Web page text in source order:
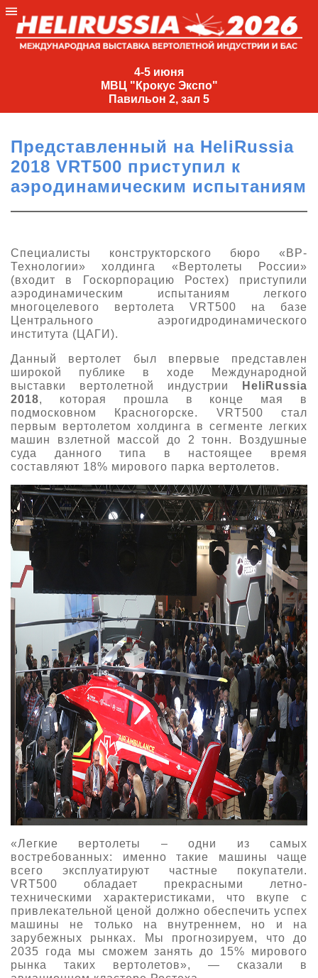
4-5 июня
МВЦ "Крокус Экспо"
Павильон 2, зал 5
4-
МВЦ
Экспо"
Павильон
2,
зал
+7
(495)
477-
33-81
О выставке
Партнеры выставки
Крокус Экспо
Даты будущих выставок
Документы
Контакты
Для участников
Заявка на участие
Заочное участие
Основные требования МВЦ «Крокус Экспо»
Для посетителей
Место проведения HeliRussia
Схема проезда
Правила доступа и пребывания Крокус Экспо
Для СМИ
Аккредитация прессы
Условия инфопартнёрства
Положение об аккредитации
Публикации о выставке
Пресс-релизы
Архив
Представленный на HeliRussia
2018 VRT500 приступил к
аэродинамическим испытаниям
Специалисты конструкторского бюро «ВР-
Технологии» холдинга «Вертолеты России»
(входит в Госкорпорацию Ростех) приступили
аэродинамическим испытаниям легкого
многоцелевого вертолета VRT500 на базе
Центрального аэрогидродинамического
института (ЦАГИ).
Данный вертолет был впервые представлен
широкой публике в ходе Международной
выставки вертолетной индустрии
HeliRussia
2018, которая прошла в конце мая в
подмосковном Красногорске. VRT500 стал
первым вертолетом холдинга в сегменте легких
машин взлетной массой до 2 тонн. Воздушные
суда данного типа в настоящее время
составляют 18% мирового парка вертолетов.
«Легкие вертолеты – одни из самых
востребованных: именно такие машины чаще
всего эксплуатируют частные покупатели.
VRT500 обладает прекрасными летно-
техническими характеристиками, что вкупе с
привлекательной ценой должно обеспечить успех
машины не только на внутреннем, но и на
зарубежных рынках. Мы прогнозируем, что до
2035 года мы сможем занять до 15% мирового
рынка таких вертолетов», — сказали в